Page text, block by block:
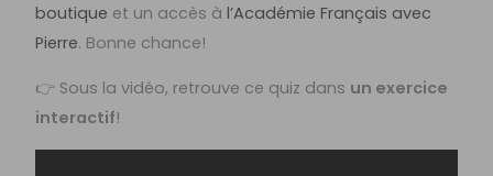
boutique et un accès àl’Académie Français avec
Pierre. Bonne chance!
👉 Sous la vidéo, retrouve ce quiz dans un exercice
interactif!